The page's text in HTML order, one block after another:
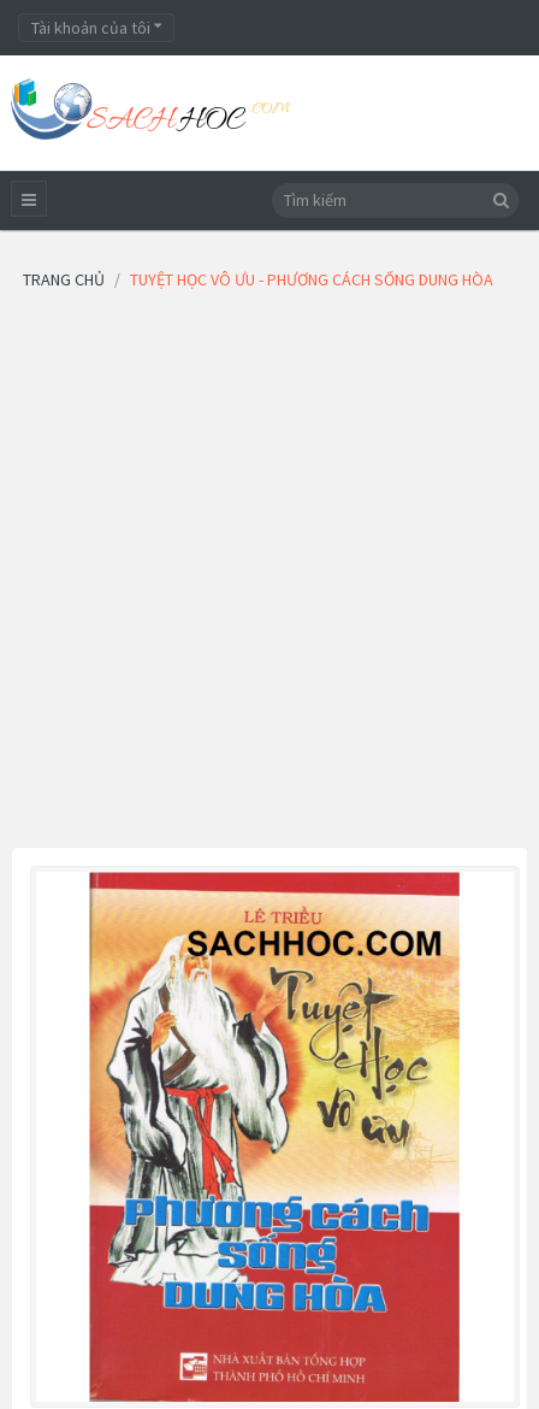
Tài khoản của tôi
TRANG CHỦ TUYỆT HỌC VÔ ƯU - PHƯƠNG CÁCH SỐNG DUNG HÒA